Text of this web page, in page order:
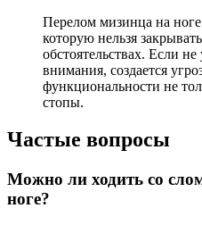
Перелом мизинца на
которую нельзя
обстоятельствах. Если
внимания, создается
функциональности не
стопы.
Частые вопросы
Можно ли ходить со
ноге?